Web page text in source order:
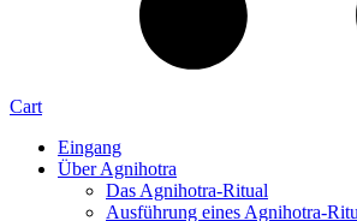
Cart
Eingang
Über Agnihotra
Das Agnihotra-Ritual
Ausführung eines Agnihotra-